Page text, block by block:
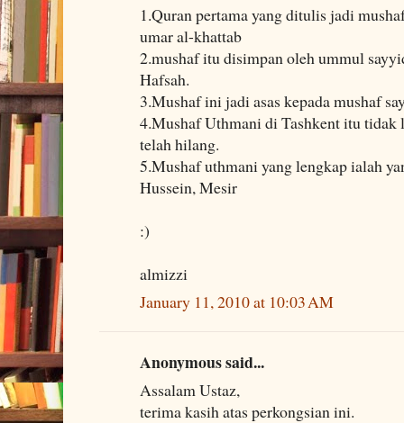
1.Quran pertama yang ditulis jadi
umar al-khattab
2.mushaf itu disimpan oleh ummul
Hafsah.
3.Mushaf ini jadi asas kepada mushaf
4.Mushaf Uthmani di Tashkent itu tidak
telah hilang.
5.Mushaf uthmani yang lengkap ialah
Hussein, Mesir
:)
almizzi
January 11, 2010 at 10:03 AM
Anonymous said...
Assalam Ustaz,
terima kasih atas perkongsian ini.